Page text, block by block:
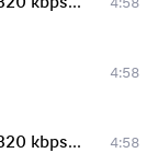
4:58
Follow You (Fractal (USA) Remix) [320 kbps] [Release Date - 11.07.2014]
4:58